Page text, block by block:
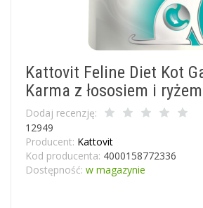
Kattovit Feline Diet Kot
Karma z łososiem i
Dodaj recenzję:
12949
Producent: Kattovit
Kod producenta: 4000158772336
Dostępność: w magazynie